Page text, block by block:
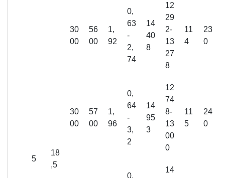
30
00
56
00
1,
92
0,
63
-
2,
74
14
40
8
12
29
2-
13
27
8
11
4
23
0
5
18
,5
30
00
57
00
1,
96
0,
64
-
3,
2
14
95
3
12
74
8-
13
00
0
11
5
24
0
0,
14